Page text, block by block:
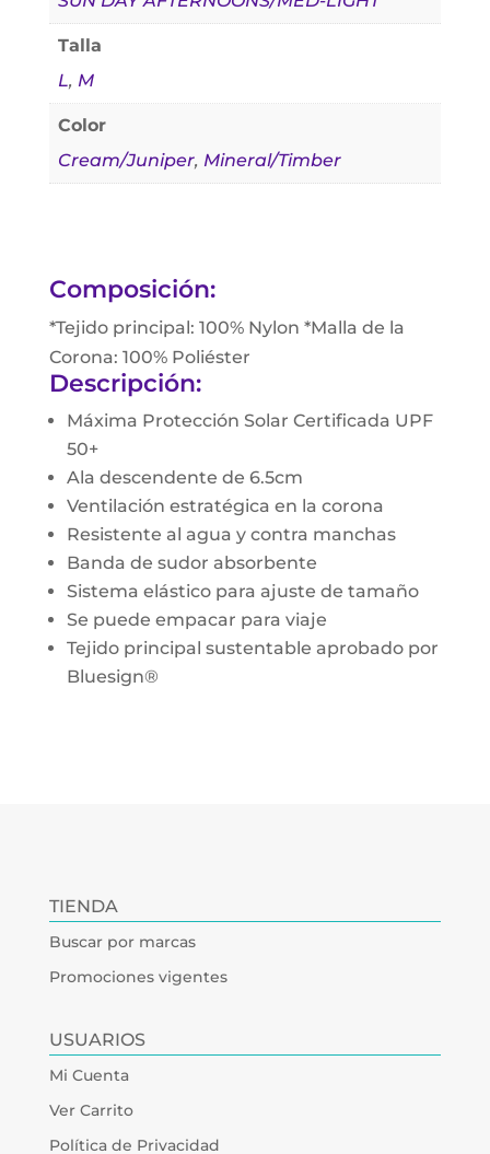
Talla
L, M
Color
Cream/Juniper, Mineral/Timber
Composición:
*Tejido principal: 100% Nylon *Malla de la
Corona: 100% Poliéster
Descripción:
Máxima Protección Solar Certificada UPF
50+
Ala descendente de 6.5cm
Ventilación estratégica en la corona
Resistente al agua y contra manchas
Banda de sudor absorbente
Sistema elástico para ajuste de tamaño
Se puede empacar para viaje
Tejido principal sustentable aprobado por
Bluesign®
TIENDA
Buscar por marcas
Promociones vigentes
USUARIOS
Mi Cuenta
Ver Carrito
Política de Privacidad